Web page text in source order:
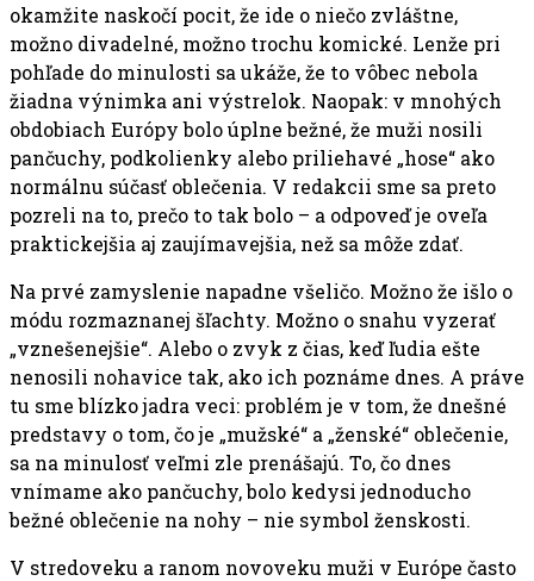
okamžite naskočí pocit, že ide o niečo zvláštne,
možno divadelné, možno trochu komické. Lenže pri
pohľade do minulosti sa ukáže, že to vôbec nebola
žiadna výnimka ani výstrelok. Naopak: v mnohých
obdobiach Európy bolo úplne bežné, že muži nosili
pančuchy, podkolienky alebo priliehavé „hose“ ako
normálnu súčasť oblečenia. V redakcii sme sa preto
pozreli na to, prečo to tak bolo – a odpoveď je oveľa
praktickejšia aj zaujímavejšia, než sa môže zdať.
Na prvé zamyslenie napadne všeličo. Možno že išlo o
módu rozmaznanej šľachty. Možno o snahu vyzerať
„vznešenejšie“. Alebo o zvyk z čias, keď ľudia ešte
nenosili nohavice tak, ako ich poznáme dnes. A práve
tu sme blízko jadra veci: problém je v tom, že dnešné
predstavy o tom, čo je „mužské“ a „ženské“ oblečenie,
sa na minulosť veľmi zle prenášajú. To, čo dnes
vnímame ako pančuchy, bolo kedysi jednoducho
bežné oblečenie na nohy – nie symbol ženskosti.
V stredoveku a ranom novoveku muži v Európe často